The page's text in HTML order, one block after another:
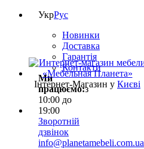
УкрРус
Новинки
Доставка
Гарантія
Контакти
Ми
працюємо:з
10:00 до
19:00
Зворотній
дзвінок
info@planetamebeli.com.ua
Інтернет-Магазин у Києві